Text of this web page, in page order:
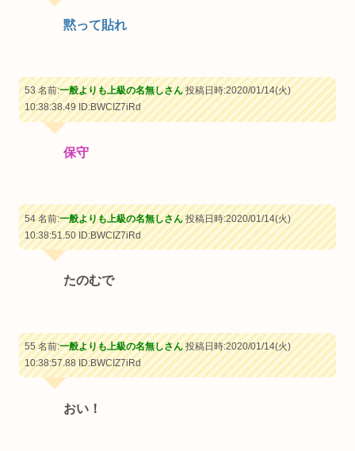
黙って貼れ
53 名前:一般よりも上級の名無しさん投稿日時:2020/01/14(火)
10:38:38.49ID:BWCIZ7iRd
保守
54 名前:一般よりも上級の名無しさん投稿日時:2020/01/14(火)
10:38:51.50ID:BWCIZ7iRd
たのむで
55 名前:一般よりも上級の名無しさん投稿日時:2020/01/14(火)
10:38:57.88ID:BWCIZ7iRd
おい！